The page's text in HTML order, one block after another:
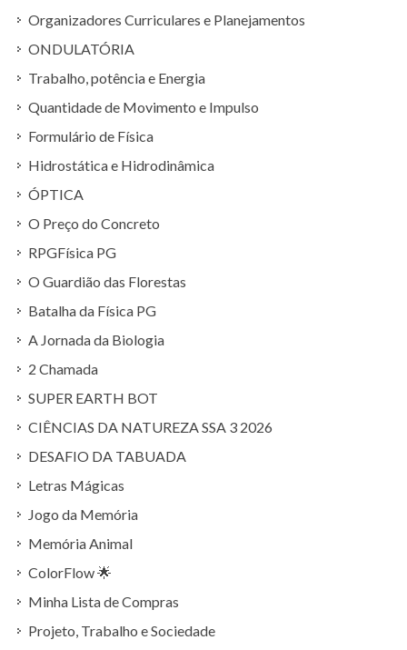
Organizadores Curriculares e Planejamentos
ONDULATÓRIA
Trabalho, potência e Energia
Quantidade de Movimento e Impulso
Formulário de Física
Hidrostática e Hidrodinâmica
ÓPTICA
O Preço do Concreto
RPGFísica PG
O Guardião das Florestas
Batalha da Física PG
A Jornada da Biologia
2 Chamada
SUPER EARTH BOT
CIÊNCIAS DA NATUREZA SSA 3 2026
DESAFIO DA TABUADA
Letras Mágicas
Jogo da Memória
Memória Animal
ColorFlow 🌟
Minha Lista de Compras
Projeto, Trabalho e Sociedade